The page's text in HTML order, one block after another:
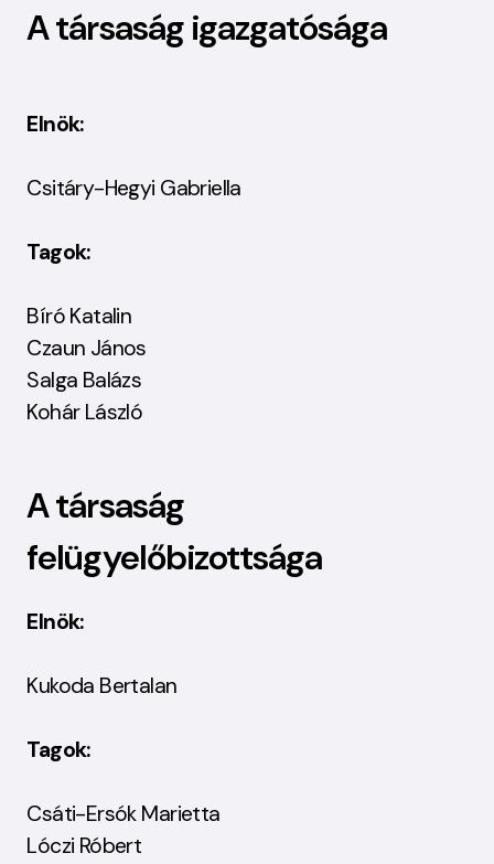
A társaság igazgatósága
Elnök:
Csitáry-Hegyi Gabriella
Tagok:
Bíró Katalin
Czaun János
Salga Balázs
Kohár László
A társaság
felügyelőbizottsága
Elnök:
Kukoda Bertalan
Tagok:
Csáti-Ersók Marietta
Lóczi Róbert